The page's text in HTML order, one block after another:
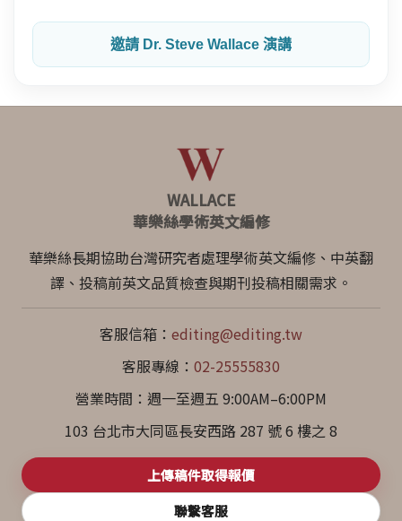
邀請 Dr. Steve Wallace 演講
WALLACE
華樂絲學術英文編修
華樂絲長期協助台灣研究者處理學術英文編修、中英翻
譯、投稿前英文品質檢查與期刊投稿相關需求。
客服信箱： editing@editing.tw
客服專線： 02-25555830
營業時間：週一至週五 9:00AM–6:00PM
103 台北市大同區長安西路 287 號 6 樓之 8
上傳稿件取得報價
聯繫客服